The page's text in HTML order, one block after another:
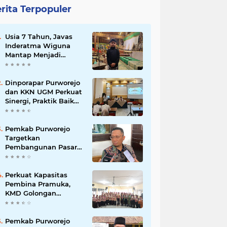
Terpopuler
Usia 7 Tahun, Javas
Inderatma Wiguna
Mantap Menjadi
Dalang Cilik, Sang
Menonton Wayang di
YouTube
Dinporapar Purworejo
dan KKN UGM Perkuat
Sinergi, Praktik Baik
Kecamatan Berdaya
Pemkab Purworejo
Targetkan
Pembangunan Pasar
Kutoarjo Dimulai 2027,
Kelayakan hingga
DED
Perkuat Kapasitas
Pembina Pramuka,
KMD Golongan
Penggalang Pituruh
Pemkab Purworejo